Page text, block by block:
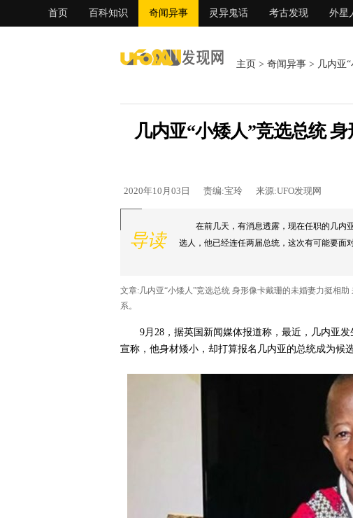
首页 百科知识 奇闻异事 灵异鬼话 考古发现 外星
主页 > 奇闻异事 > 几内亚
几内亚“小矮人”竞选总统
2020年10月03日 责编:宝玲 来源:UFO发现网
导读
在前几天，有消息透露，现在任职的几内
选人，他已经连任两届总统，这次有可能要面
文章:几内亚“小矮人”竞选总统 身形像卡戴珊的未婚妻力挺相
系。
9月28，据英国新闻媒体报道称，最近，几内亚
宣称，他身材矮小，却打算报名几内亚的总统成为候